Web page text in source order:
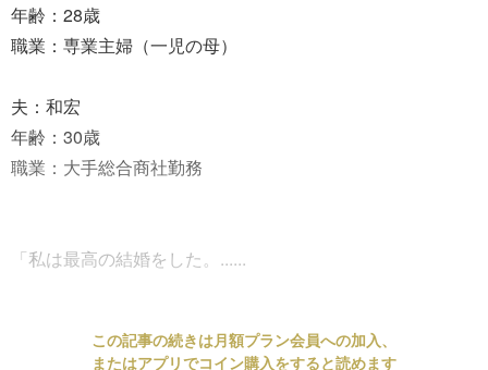
年齢：28歳
職業：専業主婦（一児の母）
夫：和宏
年齢：30歳
職業：大手総合商社勤務
「私は最高の結婚をした。......
この記事の続きは月額プラン会員への加入、
またはアプリでコイン購入をすると読めます